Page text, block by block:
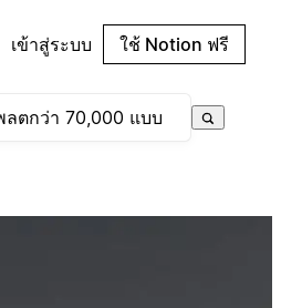
เข้าสู่ระบบ ใช้ Notion ฟรี